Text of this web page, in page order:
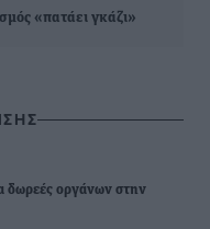
«πατάει γκάζι»
δωρεές οργάνων στην